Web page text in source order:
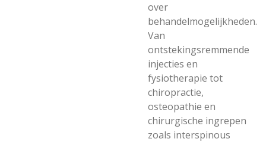
over
behandelmogelijkheden.
Van
ontstekingsremmende
injecties en
fysiotherapie tot
chiropractie,
osteopathie en
chirurgische ingrepen
zoals interspinous